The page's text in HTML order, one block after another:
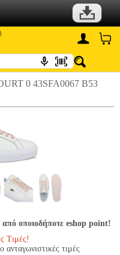
0 43SFA0067 B53
οποιοδήποτε eshop point!
Τιμές!
τιμές